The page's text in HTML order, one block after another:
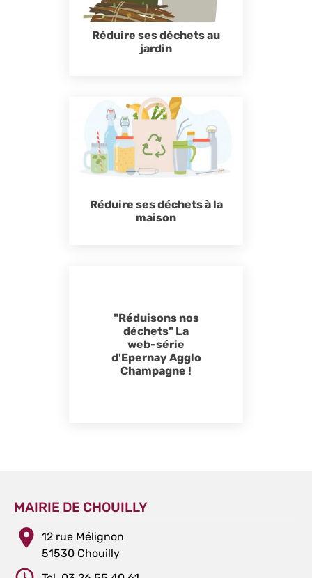
Réduire ses déchets au
jardin
Réduire ses déchets à la
maison
"Réduisons nos
déchets" La
web-série
d'Epernay Agglo
Champagne !
MAIRIE DE CHOUILLY
12 rue Mélignon
51530 Chouilly